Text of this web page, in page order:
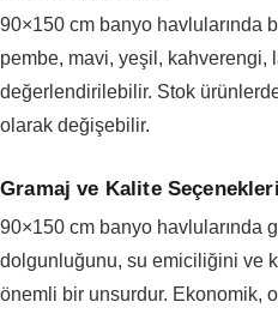
90×150 cm banyo havlularında
pembe, mavi, yeşil, kahverengi,
değerlendirilebilir. Stok
olarak değişebilir.
Gramaj ve Kalite Seçenekleri
90×150 cm banyo havlularında
dolgunluğunu, su emiciliğini ve
önemli bir unsurdur. Ekonomik,